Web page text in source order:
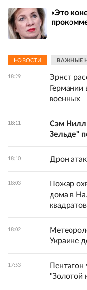
«Это
НОВОСТИ ВАЖНЫЕ
18:29
Эрнст
военных
18:11
Сэм Нилл
Зельде"
18:10 Дрон
18:03
Пожар
дома в
квадратов
18:02
Украине
17:53
"Золотой